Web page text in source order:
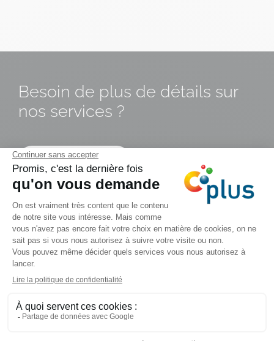
Besoin de plus de détails sur
nos services ?
Contactez-nous
Nous suivre